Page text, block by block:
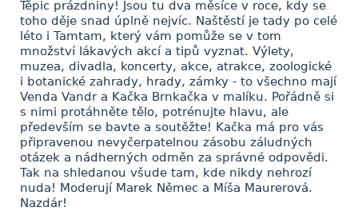
Těpic prázdniny! Jsou tu dva měsíce v roce, kdy se
toho děje snad úplně nejvíc. Naštěstí je tady po celé
léto i Tamtam, který vám pomůže se v tom
množství lákavých akcí a tipů vyznat. Výlety,
muzea, divadla, koncerty, akce, atrakce, zoologické
i botanické zahrady, hrady, zámky - to všechno mají
Venda Vandr a Kačka Brnkačka v malíku. Pořádně si
s nimi protáhněte tělo, potrénujte hlavu, ale
především se bavte a soutěžte! Kačka má pro vás
připravenou nevyčerpatelnou zásobu záludných
otázek a nádherných odměn za správné odpovědi.
Tak na shledanou všude tam, kde nikdy nehrozí
nuda! Moderují Marek Němec a Míša Maurerová.
Nazdár!